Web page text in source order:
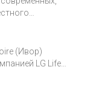
кислоты
Благодаря
филлеров
(Ивор)
LG Life
LG и